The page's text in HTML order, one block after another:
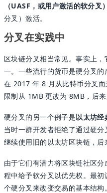
（UASF，或用户激活的软分叉）
分叉）激活。
分叉在实践中
区块链分叉相当常见。事实上
一。一些流行的货币是硬分叉的
在 2017 年 8 月从比特币分叉
限制从 1MB 更改为 8MB，后来
硬分叉的另一个例子是以太坊经
当时一群开发者拒绝了通过硬
继续使用旧的以太坊区块链，后
由于它们有潜力将区块链社区
程中给予软分叉以优先权。最
个硬分叉来改变交易的基本结